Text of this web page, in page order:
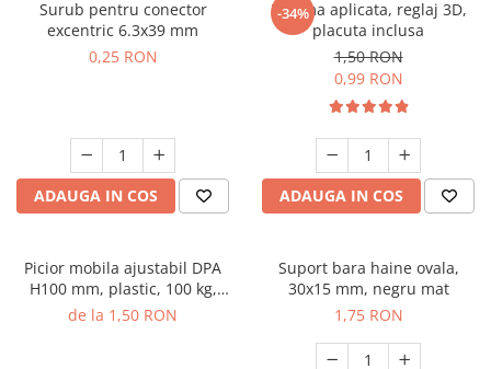
Surub pentru conector
excentric 6.3x39 mm
0,25 RON
ADAUGA IN COS
-34%
Balama aplicata, reglaj 3D,
placuta inclusa
1,50 RON
0,99 RON
ADAUGA IN COS
Picior mobila ajustabil DPA
H100 mm, plastic, 100 kg,
negru
de la 1,50 RON
Suport bara haine ovala,
30x15 mm, negru mat
1,75 RON